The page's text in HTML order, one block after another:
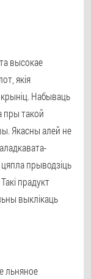
высокае
якія
Набываць
пры такой
Якасны алей не
прыводзіць
прадукт
выклікаць
льняное